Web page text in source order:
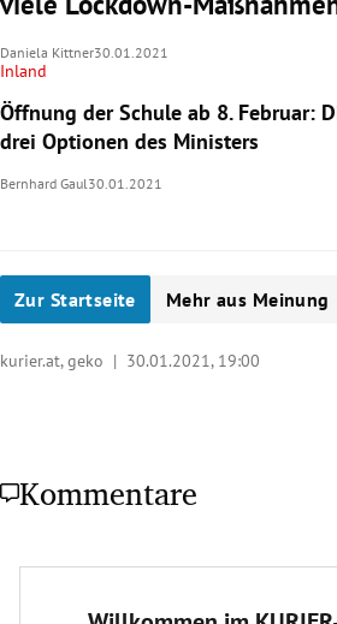
Daniela Kittner30.01.2021
Inland
Öffnung der Schule ab 8. Februar:
drei Optionen des Ministers
Bernhard Gaul 30.01.2021
Zur Startseite Mehr aus Meinung
kurier.at, geko | 30.01.2021, 19:00
Kommentare